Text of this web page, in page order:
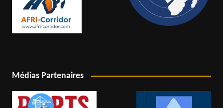
Médias Partenaires